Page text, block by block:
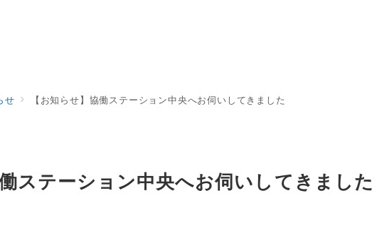
せ 【お知らせ】協働ステーション中央へお伺いしてきました
働ステーション中央へお伺いしてきました